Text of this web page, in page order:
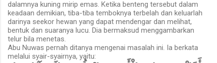
dalamnya kuning mirip emas. Ketika benteng tersebut dalam
keadaan demikian, tiba-tiba temboknya terbelah dan keluarlah
darinya seekor hewan yang dapat mendengar dan melihat,
bentuk dan suaranya lucu. Dia bermaksud menggambarkan
telur bila menetas.
Abu Nuwas pernah ditanya mengenai masalah ini. Ia berkata
melalui syair-syairnya, yaitu: